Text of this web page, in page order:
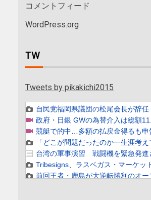
コメントフィード
WordPress.org
TW
Tweets by pikakichi2015